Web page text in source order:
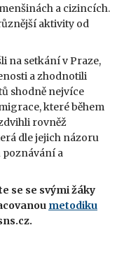
a cizincích.
aktivity od
na setkání v Praze,
a zhodnotili
shodně nejvíce
které během
rovněž
dle jejich názoru
poznávání a
se se svými žáky
metodiku